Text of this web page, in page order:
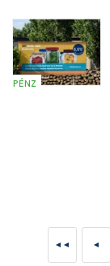
PÉNZ
◄◄ ◄